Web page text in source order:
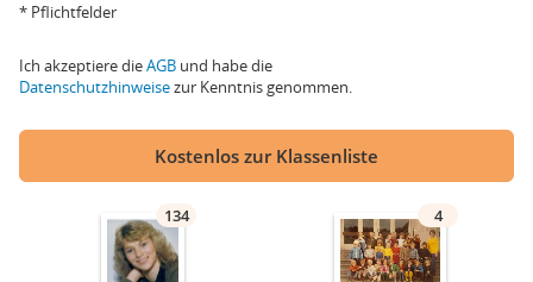
* Pflichtfelder
Ich akzeptiere dieAGB und habe die
Datenschutzhinweisezur Kenntnis genommen.
Kostenlos zur Klassenliste
134 4